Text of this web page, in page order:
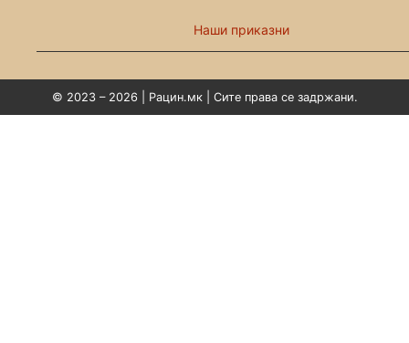
Наши приказни
© 2023 – 2026 | Рацин.мк | Сите права се задржани.